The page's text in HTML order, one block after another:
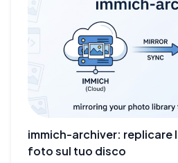
immich-archiver: replicare
foto sul tuo disco